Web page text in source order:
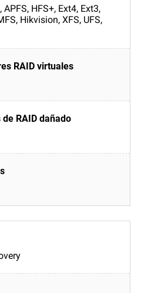
APFS, HFS+, Ext4, Ext3,
Hikvision, XFS, UFS,